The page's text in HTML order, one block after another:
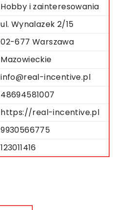
Hobby i zainteresowania
ul. Wynalazek 2/15
02-677 Warszawa
Mazowieckie
info@real-incentive.pl
48694581007
https://real-incentive.pl
9930566775
123011416